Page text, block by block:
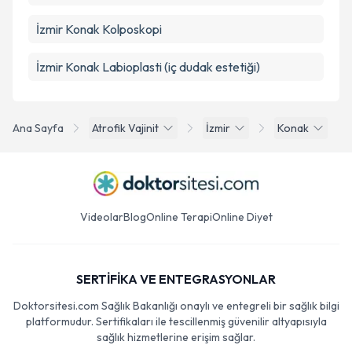
Ana Sayfa Atrofik Vajinit İzmir Konak
İzmir Konak Kolposkopi
İzmir Konak Labioplasti (iç dudak estetiği)
VideolarBlogOnline TerapiOnline Diyet
SERTİFİKA VE ENTEGRASYONLAR
Doktorsitesi.com Sağlık Bakanlığı onaylı ve entegreli bir sağlık bilgi
platformudur. Sertifikaları ile tescillenmiş güvenilir altyapısıyla
sağlık hizmetlerine erişim sağlar.